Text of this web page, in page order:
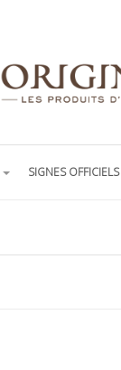
SIGNES OFFICIELS